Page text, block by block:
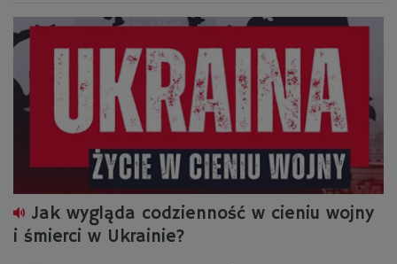
Jak wygląda codzienność w cieniu wojny
i śmierci w Ukrainie?